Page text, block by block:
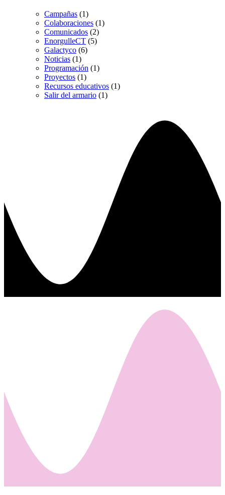
Campañas (1)
Colaboraciones (1)
Comunicados (2)
EnorgulleCT (5)
Galactyco (6)
Noticias (1)
Programación (1)
Proyectos (1)
Recursos educativos (1)
Salir del armario (1)